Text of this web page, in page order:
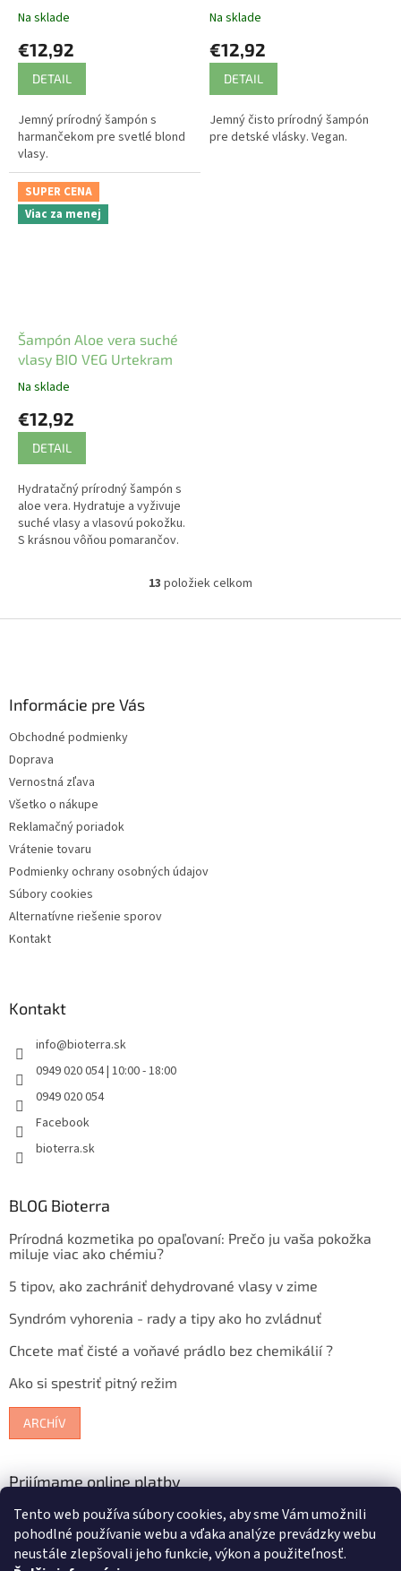
Tento web používa súbory cookies, aby sme Vám umožnili
pohodlné používanie webu a vďaka analýze prevádzky webu
neustále zlepšovali jeho funkcie, výkon a použiteľnosť.
Urtekram
Na sklade
€12,92
DETAIL
Jemný prírodný šampón s
harmančekom pre svetlé blond
vlasy.
Na sklade
€12,92
DETAIL
Jemný čisto prírodný šampón
pre detské vlásky. Vegan.
SUPER CENA
Viac za menej
Šampón Aloe vera suché
vlasy BIO VEG Urtekram
Na sklade
€12,92
DETAIL
Hydratačný prírodný šampón s
aloe vera. Hydratuje a vyživuje
suché vlasy a vlasovú pokožku.
S krásnou vôňou pomarančov.
O
l
i
13 položiek celkom
Informácie pre Vás
Obchodné podmienky
Doprava
Vernostná zľava
Všetko o nákupe
Reklamačný poriadok
Vrátenie tovaru
Podmienky ochrany osobných údajov
Súbory cookies
Alternatívne riešenie sporov
Kontakt
Kontakt
info@bioterra.sk
0949 020 054 | 10:00 - 18:00
0949 020 054
Facebook
bioterra.sk
BLOG Bioterra
Prírodná kozmetika po opaľovaní: Prečo ju vaša pokožka
miluje viac ako chémiu?
5 tipov, ako zachrániť dehydrované vlasy v zime
Syndróm vyhorenia - rady a tipy ako ho zvládnuť
Chcete mať čisté a voňavé prádlo bez chemikálií ?
Ako si spestriť pitný režim
ARCHÍV
Prijímame online platby